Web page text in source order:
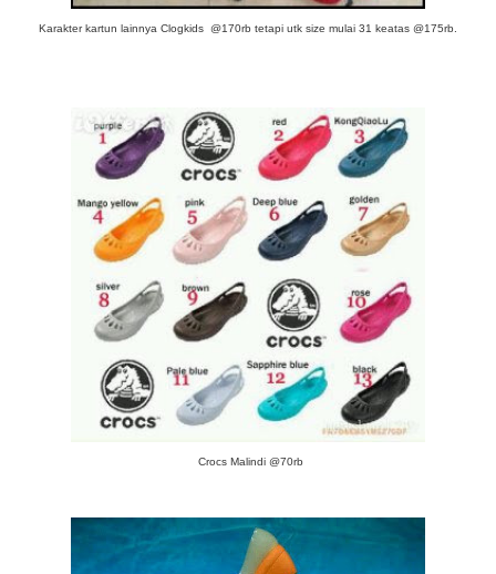
Karakter kartun lainnya Clogkids @170rb tetapi utk size mulai 31 keatas @175rb.
Crocs Malindi @70rb